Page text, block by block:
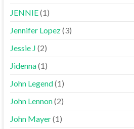
JENNIE(1)
Jennifer Lopez(3)
Jessie J (2)
Jidenna(1)
John Legend(1)
John Lennon(2)
John Mayer(1)